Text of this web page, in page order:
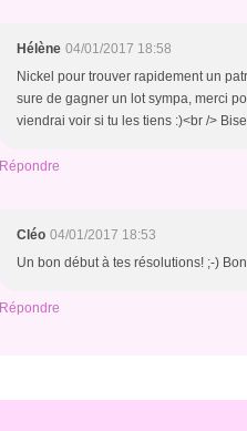
Hélène 04/01/2017 18:58
Nickel pour trouver rapidement un
sure de gagner un lot sympa, merci
viendrai voir si tu les tiens :)<br />
Répondre
Cléo 04/01/2017 18:53
Un bon début à tes résolutions! ;-)
Répondre